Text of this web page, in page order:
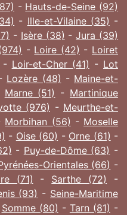
- Hauts-de-Seine (92)
- Ille-et-Vilaine (35) -
- Isère (38) -Jura (39)
- Loire (42) - Loiret
- Loir-et-Cher (41) - Lot
Lozère (48) - Maine-et-
Marne (51) - Martinique
(976) - Meurthe-et-
Morbihan (56) - Moselle
- Oise (60) - Orne (61) -
- Puy-de-Dôme (63) -
Orientales (66) -
(71) - Sarthe (72)
-
(93) - Seine-Maritime
Somme (80) - Tarn (81) -